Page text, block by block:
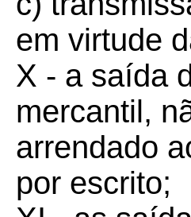
em virtude
X - a saída
mercantil,
arrendado
por escrito;